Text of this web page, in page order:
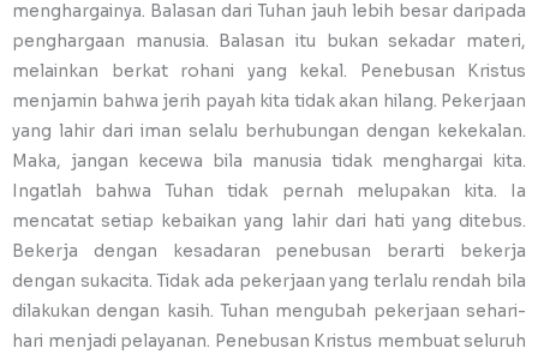
menghargainya. Balasan dari Tuhan jauh lebih besar daripada
penghargaan manusia. Balasan itu bukan sekadar materi,
melainkan berkat rohani yang kekal. Penebusan Kristus
menjamin bahwa jerih payah kita tidak akan hilang. Pekerjaan
yang lahir dari iman selalu berhubungan dengan kekekalan.
Maka, jangan kecewa bila manusia tidak menghargai kita.
Ingatlah bahwa Tuhan tidak pernah melupakan kita. Ia
mencatat setiap kebaikan yang lahir dari hati yang ditebus.
Bekerja dengan kesadaran penebusan berarti bekerja
dengan sukacita. Tidak ada pekerjaan yang terlalu rendah bila
dilakukan dengan kasih. Tuhan mengubah pekerjaan sehari-
hari menjadi pelayanan. Penebusan Kristus membuat seluruh